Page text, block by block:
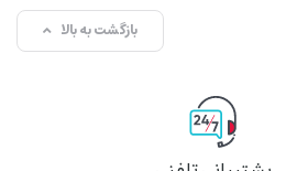
بازگشت به بالا